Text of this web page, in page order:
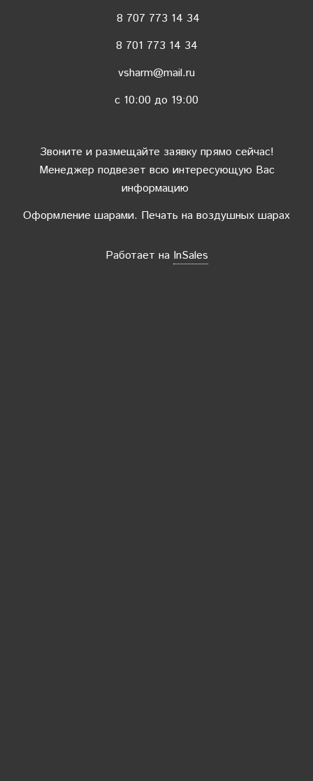
8 707 773 14 34
8 701 773 14 34
vsharm@mail.ru
c 10:00 до 19:00
Звоните и размещайте заявку прямо сейчас!
Менеджер подвезет всю интересующую Вас
информацию
Оформление шарами. Печать на воздушных шарах
Работает на InSales